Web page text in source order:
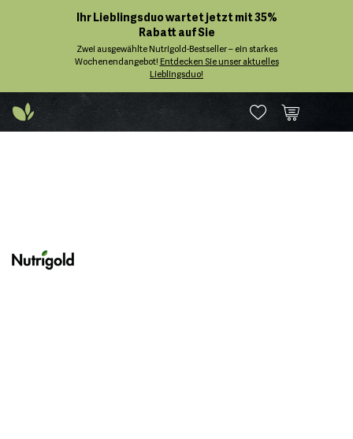
Ihr Lieblingsduo wartet jetzt mit 35%
Rabatt auf Sie
Zwei ausgewählte Nutrigold-Bestseller – ein starkes
Wochenendangebot! Entdecken Sie unser aktuelles
Lieblingsduo!